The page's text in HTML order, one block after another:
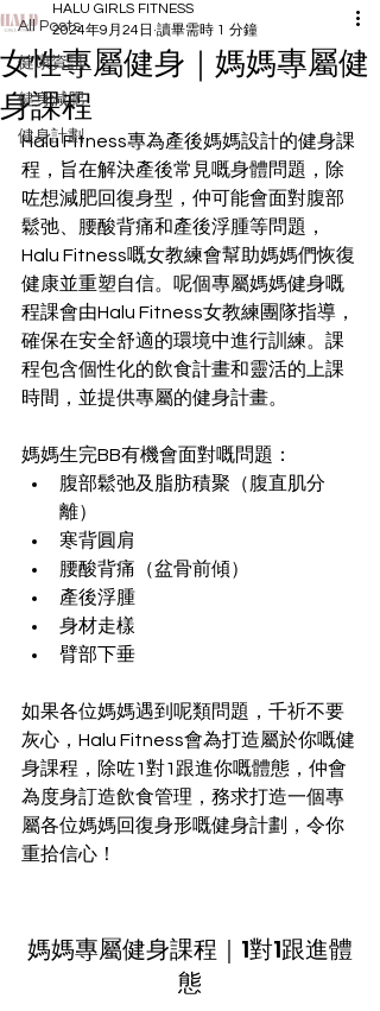
All Posts
健康資訊
健身減肥
健身計劃
女性專屬健身｜媽媽專屬健
身課程
HALU GIRLS FITNESS
2024年9月24日 讀畢需時 1 分鐘
Halu Fitness專為產後媽媽設計的健身課
程，旨在解決產後常見嘅身體問題，除
咗想減肥回復身型，仲可能會面對腹部
鬆弛、腰酸背痛和產後浮腫等問題，
Halu Fitness嘅女教練會幫助媽媽們恢復
健康並重塑自信。呢個專屬媽媽健身嘅
程課會由Halu Fitness女教練團隊指導，
確保在安全舒適的環境中進行訓練。課
程包含個性化的飲食計畫和靈活的上課
時間，並提供專屬的健身計畫。
媽媽生完BB有機會面對嘅問題：
腹部鬆弛及脂肪積聚（腹直肌分
離）
寒背圓肩
腰酸背痛（盆骨前傾）
產後浮腫
身材走樣
臂部下垂
如果各位媽媽遇到呢類問題，千祈不要
灰心，Halu Fitness會為打造屬於你嘅健
身課程，除咗1對1跟進你嘅體態，仲會
為度身訂造飲食管理，務求打造一個專
屬各位媽媽回復身形嘅健身計劃，令你
重拾信心！
媽媽專屬健身課程｜1對1跟進體
態